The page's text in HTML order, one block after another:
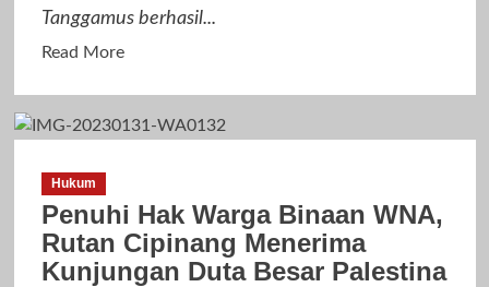
Tanggamus berhasil...
Read MoreRead
Satresnarkoba
Selidiki
Penyelundupan
Narkotika
Hukum
Penuhi Hak Warga Binaan WNA,
Rutan Cipinang Menerima
Kunjungan Duta Besar Palestina